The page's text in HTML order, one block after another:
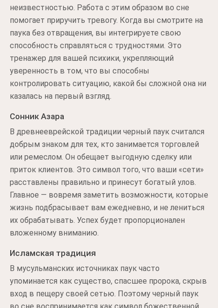
неизвестностью. Работа с этим образом во сне
помогает приручить тревогу. Когда вы смотрите на
паука без отвращения, вы интегрируете свою
способность справляться с трудностями. Это
тренажер для вашей психики, укрепляющий
уверенность в том, что вы способны
контролировать ситуацию, какой бы сложной она ни
казалась на первый взгляд.
Сонник Азара
В древнееврейской традиции черный паук считался
добрым знаком для тех, кто занимается торговлей
или ремеслом. Он обещает выгодную сделку или
приток клиентов. Это символ того, что ваши «сети»
расставлены правильно и принесут богатый улов.
Главное — вовремя заметить возможности, которые
жизнь подбрасывает вам ежедневно, и не лениться
их обрабатывать. Успех будет пропорционален
вложенному вниманию.
Исламская традиция
В мусульманских источниках паук часто
упоминается как существо, спасшее пророка, скрыв
вход в пещеру своей сетью. Поэтому черный паук